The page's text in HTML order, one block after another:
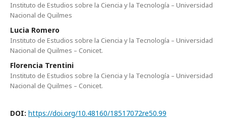
Instituto de Estudios sobre la Ciencia y la Tecnología – Universidad
Nacional de Quilmes
Lucia Romero
Instituto de Estudios sobre la Ciencia y la Tecnología – Universidad
Nacional de Quilmes – Conicet.
Florencia Trentini
Instituto de Estudios sobre la Ciencia y la Tecnología – Universidad
Nacional de Quilmes – Conicet.
DOI: https://doi.org/10.48160/18517072re50.99